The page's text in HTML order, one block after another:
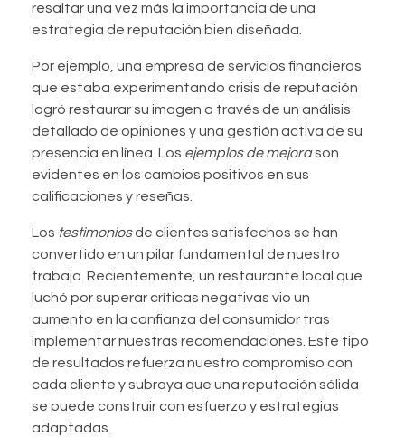
resaltar una vez más la importancia de una
estrategia de reputación bien diseñada.
Por ejemplo, una empresa de servicios financieros
que estaba experimentando crisis de reputación
logró restaurar su imagen a través de un análisis
detallado de opiniones y una gestión activa de su
presencia en línea. Los ejemplos de mejorason
evidentes en los cambios positivos en sus
calificaciones y reseñas.
Los testimoniosde clientes satisfechos se han
convertido en un pilar fundamental de nuestro
trabajo. Recientemente, un restaurante local que
luchó por superar críticas negativas vio un
aumento en la confianza del consumidor tras
implementar nuestras recomendaciones. Este tipo
de resultados refuerza nuestro compromiso con
cada cliente y subraya que una reputación sólida
se puede construir con esfuerzo y estrategias
adaptadas.